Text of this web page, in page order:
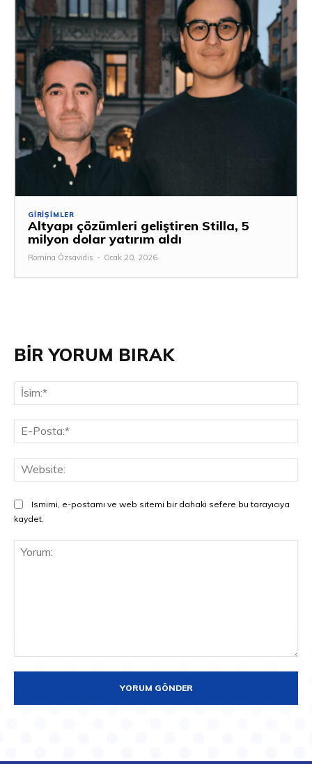
GIRIŞIMLER
Altyapı çözümleri geliştiren Stilla, 5
milyon dolar yatırım aldı
Romina Özsavidis - Ocak 20, 2026
BİR YORUM BIRAK
Ismimi, e-postamı ve web sitemi bir dahaki sefere bu tarayıcıya
kaydet.